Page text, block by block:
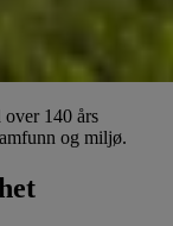
140 års
og miljø.